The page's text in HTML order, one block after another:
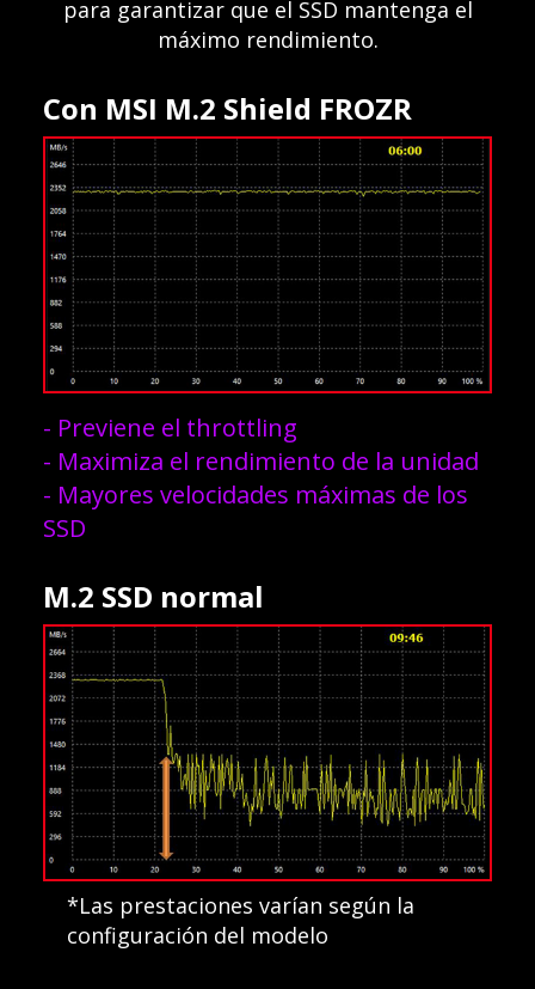
para garantizar que el SSD mantenga el
máximo rendimiento.
Con MSI M.2 Shield FROZR
- Previene el throttling
- Maximiza el rendimiento de la unidad
- Mayores velocidades máximas de los
SSD
M.2 SSD normal
*Las prestaciones varían según la
configuración del modelo